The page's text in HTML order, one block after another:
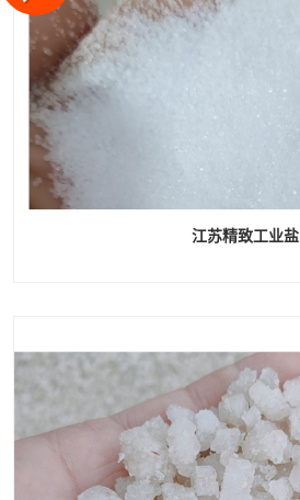
江苏精致工业盐